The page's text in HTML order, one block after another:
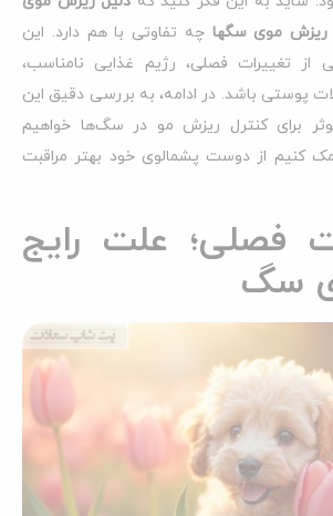
ریزش موی سگها چه تفاوتی با هم دارد. این
از تغییرات فصلی، رژیم غذایی نامناسب،
پوستی باشد. در ادامه، به بررسی دقیق این
برای کنترل ریزش مو در سگ‌ها خواهیم
کنیم از دوست پشمالوی خود بهتر مراقبت
فصلی؛ علت رایج
سگ